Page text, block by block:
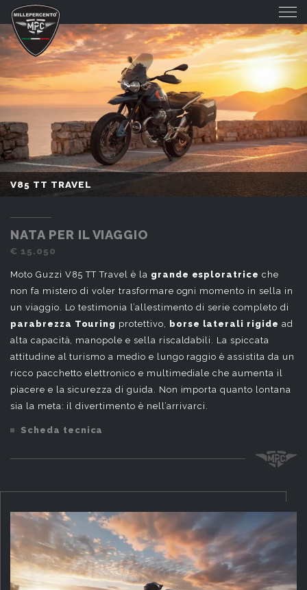
V85 TT TRAVEL
V85 TT TRAVEL
NATA PER IL VIAGGIO
€ 15.050
Moto Guzzi V85 TT Travel è la grande esploratriceche
non fa mistero di voler trasformare ogni momento in sella in
un viaggio. Lo testimonia l’allestimento di serie completo di
parabrezza Touring protettivo, borse laterali rigide ad
alta capacità, manopole e sella riscaldabili. La spiccata
attitudine al turismo a medio e lungo raggio è assistita da un
ricco pacchetto elettronico e multimediale che aumenta il
piacere e la sicurezza di guida. Non importa quanto lontana
sia la meta: il divertimento è nell’arrivarci.
Scheda tecnica